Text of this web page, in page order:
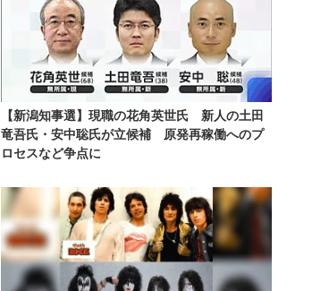
【新潟知事選】現職の花角英世氏 新人の土田
竜吾氏・安中聡氏が立候補 原発再稼働へのプ
ロセスなど争点に